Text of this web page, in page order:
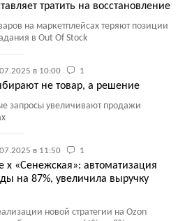
тратить на восстановление
на маркетплейсах теряют позиции
в Out Of Stock
в 10:00 1
не товар, а решение
запросы увеличивают продажи
в 11:50 1
x «Сенежская»: автоматизация
на 87%, увеличила выручку
новой стратегии на Ozon